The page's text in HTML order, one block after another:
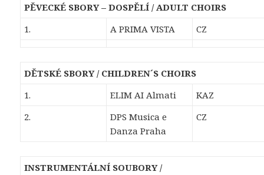
PĚVECKÉ SBORY – DOSPĚLÍ / ADULT CHOIRS
1.
A PRIMA VISTA CZ
DĚTSKÉ SBORY / CHILDREN´S CHOIRS
1.
ELIM AI Almati
KAZ
2.
DPS Musica e
Danza Praha
CZ
INSTRUMENTÁLNÍ SOUBORY /